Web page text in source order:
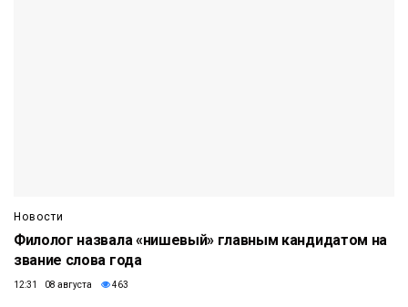
Новости
Филолог назвала «нишевый» главным кандидатом на
звание слова года
12:31 08 августа 463